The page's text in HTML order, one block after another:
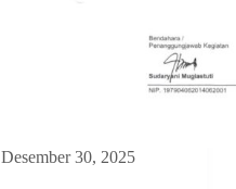
Desember 30, 2025